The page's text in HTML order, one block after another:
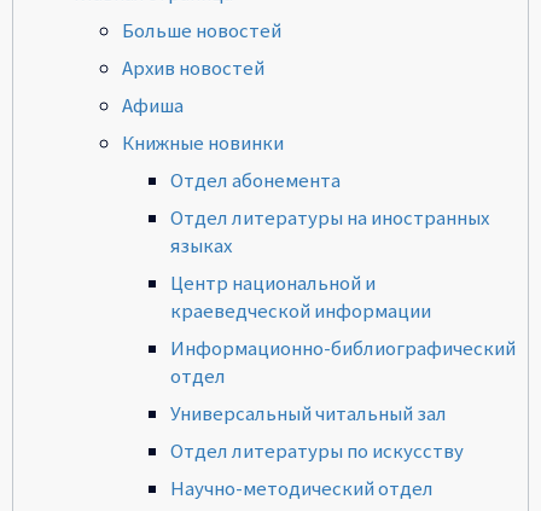
Больше новостей
Архив новостей
Афиша
Книжные новинки
Отдел абонемента
Отдел литературы на иностранных
языках
Центр национальной и
краеведческой информации
Информационно-библиографический
отдел
Универсальный читальный зал
Отдел литературы по искусству
Научно-методический отдел